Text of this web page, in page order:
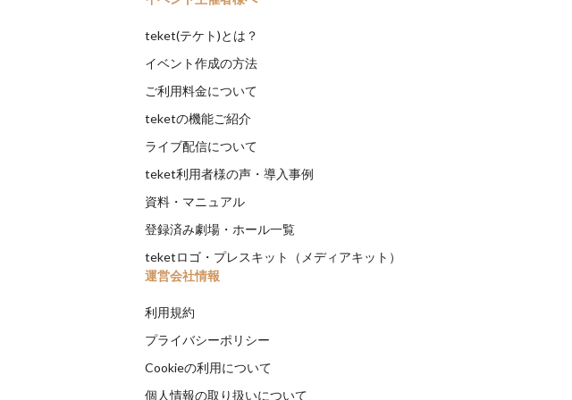
teket(テケト)とは？
イベント作成の方法
ご利用料金について
teketの機能ご紹介
ライブ配信について
teket利用者様の声・導入事例
資料・マニュアル
登録済み劇場・ホール一覧
teketロゴ・プレスキット（メディアキット）
運営会社情報
利用規約
プライバシーポリシー
Cookieの利用について
個人情報の取り扱いについて